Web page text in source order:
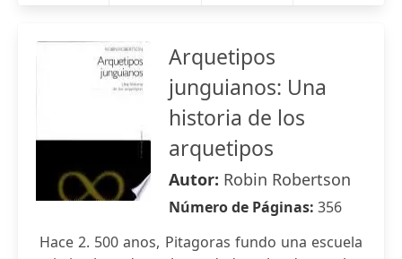
Arquetipos
junguianos: Una
historia de los
arquetipos
Autor: Robin Robertson
Número de Páginas: 356
Hace 2. 500 anos, Pitagoras fundo una escuela